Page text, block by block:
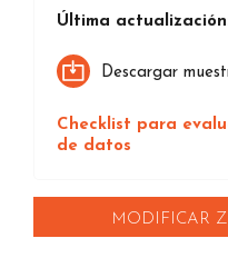
Última
Descargar
Checklist para
de datos
MODIFICAR